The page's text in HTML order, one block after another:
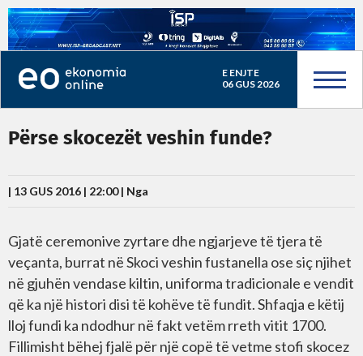
E ENJTE
06 GUS 2026
Përse skocezët veshin funde?
| 13 GUS 2016 | 22:00 | Nga
Gjatë ceremonive zyrtare dhe ngjarjeve të tjera të
veçanta, burrat në Skoci veshin fustanella ose siç njihet
në gjuhën vendase kiltin, uniforma tradicionale e vendit
që ka një histori disi të kohëve të fundit. Shfaqja e këtij
lloj fundi ka ndodhur në fakt vetëm rreth vitit 1700.
Fillimisht bëhej fjalë për një copë të vetme stofi skocez